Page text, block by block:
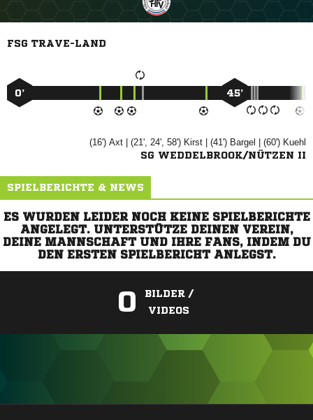
FSG TRAVE-LAND
0’ 45’
(16')  | (21', 24', 58')  | (41')  | (60') 
SG WEDDELBROOK/NÜTZEN II
SPIELBERICHTE & NEWS
ES WURDEN LEIDER NOCH KEINE SPIELBERICHTE
ANGELEGT. UNTERSTÜTZE DEINEN VEREIN,
DEINE MANNSCHAFT UND IHRE FANS, INDEM DU
DEN ERSTEN SPIELBERICHT ANLEGST.
0
BILDER /
VIDEOS